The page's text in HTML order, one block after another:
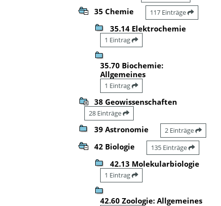
35 Chemie 117 Einträge
35.14 Elektrochemie
1 Eintrag
35.70 Biochemie:
Allgemeines
1 Eintrag
38 Geowissenschaften
28 Einträge
39 Astronomie 2 Einträge
42 Biologie 135 Einträge
42.13 Molekularbiologie
1 Eintrag
42.60 Zoologie: Allgemeines